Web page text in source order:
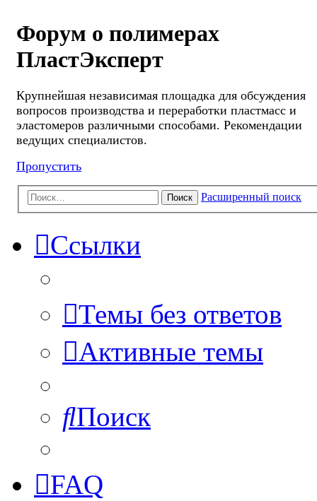
Форум о полимерах
ПластЭксперт
Крупнейшая независимая площадка для обсуждения
вопросов производства и переработки пластмасс и
эластомеров различными способами. Рекомендации
ведущих специалистов.
Пропустить
Поиск Расширенный поиск
Ссылки
Темы без ответов
Активные темы
Поиск
FAQ